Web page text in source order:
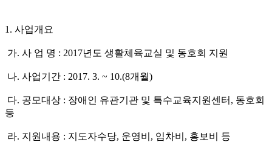
1 . 사업개요
가. 사 업 명 : 2017년도 생활체육교실 및 동호회 지원
나. 사업기간 : 2017. 3. ~ 10.(8개월)
다. 공모대상 : 장애인 유관기관 및 특수교육지원센터 , 동호회
등
라. 지원내용 : 지도자수당, 운영비 , 임차비 , 홍보비 등